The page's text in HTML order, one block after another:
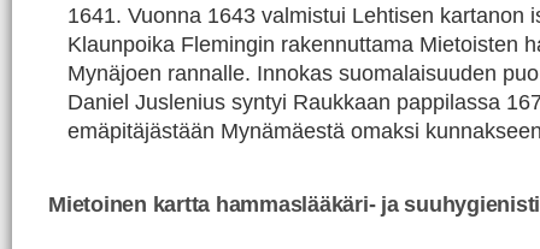
1641. Vuonna 1643 valmistui Lehtisen kartanon
Klaunpoika Flemingin rakennuttama Mietoisten
Mynäjoen rannalle. Innokas suomalaisuuden
Daniel Juslenius syntyi Raukkaan pappilassa
emäpitäjästään Mynämäestä omaksi
Mietoinen kartta hammaslääkäri- ja